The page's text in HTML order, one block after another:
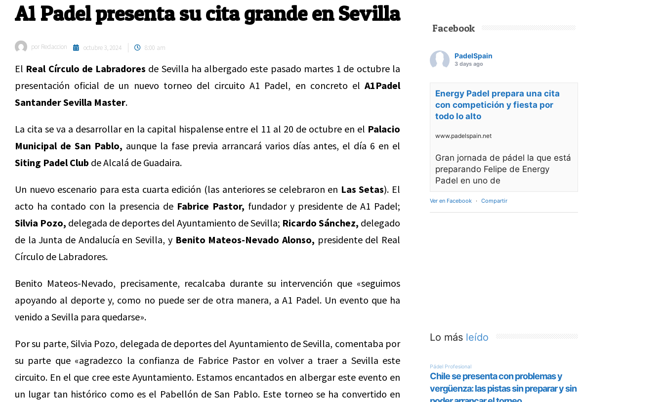
A1 Padel presenta su cita grande en Sevilla
por Redaccion octubre 3, 2024 8:00 am
El Real Círculo de Labradores de Sevilla ha albergado este pasado martes 1 de octubre la
presentación oficial de un nuevo torneo del circuito A1 Padel, en concreto el A1Padel
Santander Sevilla Master.
La cita se va a desarrollar en la capital hispalense entre el 11 al 20 de octubre en el Palacio
Municipal de San Pablo, aunque la fase previa arrancará varios días antes, el día 6 en el
Siting Padel Club de Alcalá de Guadaira.
Un nuevo escenario para esta cuarta edición (las anteriores se celebraron en Las Setas). El
acto ha contado con la presencia de Fabrice Pastor, fundador y presidente de A1 Padel;
Silvia Pozo, delegada de deportes del Ayuntamiento de Sevilla; Ricardo Sánchez, delegado
de la Junta de Andalucía en Sevilla, y Benito Mateos-Nevado Alonso, presidente del Real
Círculo de Labradores.
Benito Mateos-Nevado, precisamente, recalcaba durante su intervención que «seguimos
apoyando al deporte y, como no puede ser de otra manera, a A1 Padel. Un evento que ha
venido a Sevilla para quedarse».
Por su parte, Silvia Pozo, delegada de deportes del Ayuntamiento de Sevilla, comentaba por
su parte que «agradezco la confianza de Fabrice Pastor en volver a traer a Sevilla este
circuito. En el que cree este Ayuntamiento. Estamos encantados en albergar este evento en
un lugar tan histórico como es el Pabellón de San Pablo. Este torneo se ha convertido en
Facebook
PadelSpain
3 days ago
Energy Padel prepara una cita
con competición y fiesta por
todo lo alto
www.padelspain.net
Gran jornada de pádel la que está
preparando Felipe de Energy
Padel en uno de
Ver en Facebook · Compartir
Lo más leído